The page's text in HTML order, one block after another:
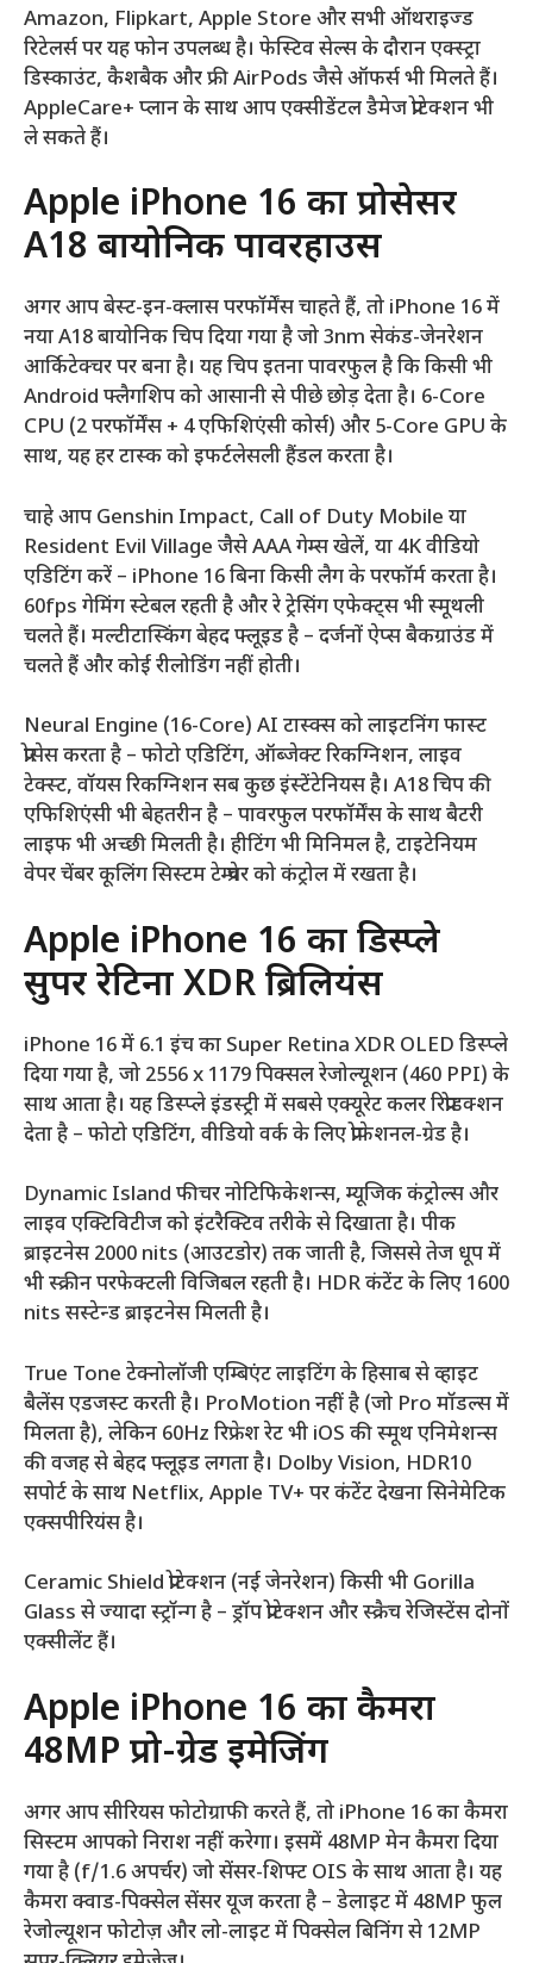
Amazon, Flipkart, Apple Store और सभी ऑथराइज्ड
रिटेलर्स पर यह फोन उपलब्ध है। फेस्टिव सेल्स के दौरान एक्स्ट्रा
डिस्काउंट, कैशबैक और फ्री AirPods जैसे ऑफर्स भी मिलते हैं।
AppleCare+ प्लान के साथ आप एक्सीडेंटल डैमेज प्रोटेक्शन भी
ले सकते हैं।
Apple iPhone 16 का प्रोसेसर
A18 बायोनिक पावरहाउस
अगर आप बेस्ट-इन-क्लास परफॉर्मेंस चाहते हैं, तो iPhone 16 में
नया A18 बायोनिक चिप दिया गया है जो 3nm सेकंड-जेनरेशन
आर्किटेक्चर पर बना है। यह चिप इतना पावरफुल है कि किसी भी
Android फ्लैगशिप को आसानी से पीछे छोड़ देता है। 6-Core
CPU (2 परफॉर्मेंस + 4 एफिशिएंसी कोर्स) और 5-Core GPU के
साथ, यह हर टास्क को इफर्टलेसली हैंडल करता है।
चाहे आप Genshin Impact, Call of Duty Mobile या
Resident Evil Village जैसे AAA गेम्स खेलें, या 4K वीडियो
एडिटिंग करें – iPhone 16 बिना किसी लैग के परफॉर्म करता है।
60fps गेमिंग स्टेबल रहती है और रे ट्रेसिंग एफेक्ट्स भी स्मूथली
चलते हैं। मल्टीटास्किंग बेहद फ्लूइड है – दर्जनों ऐप्स बैकग्राउंड में
चलते हैं और कोई रीलोडिंग नहीं होती।
Neural Engine (16-Core) AI टास्क्स को लाइटनिंग फास्ट
प्रोसेस करता है – फोटो एडिटिंग, ऑब्जेक्ट रिकग्निशन, लाइव
टेक्स्ट, वॉयस रिकग्निशन सब कुछ इंस्टेंटेनियस है। A18 चिप की
एफिशिएंसी भी बेहतरीन है – पावरफुल परफॉर्मेंस के साथ बैटरी
लाइफ भी अच्छी मिलती है। हीटिंग भी मिनिमल है, टाइटेनियम
वेपर चेंबर कूलिंग सिस्टम टेम्प्रेचर को कंट्रोल में रखता है।
Apple iPhone 16 का डिस्प्ले
सुपर रेटिना XDR ब्रिलियंस
iPhone 16 में 6.1 इंच का Super Retina XDR OLED डिस्प्ले
दिया गया है, जो 2556 x 1179 पिक्सल रेजोल्यूशन (460 PPI) के
साथ आता है। यह डिस्प्ले इंडस्ट्री में सबसे एक्यूरेट कलर रिप्रोडक्शन
देता है – फोटो एडिटिंग, वीडियो वर्क के लिए प्रोफेशनल-ग्रेड है।
Dynamic Island फीचर नोटिफिकेशन्स, म्यूजिक कंट्रोल्स और
लाइव एक्टिविटीज को इंटरैक्टिव तरीके से दिखाता है। पीक
ब्राइटनेस 2000 nits (आउटडोर) तक जाती है, जिससे तेज धूप में
भी स्क्रीन परफेक्टली विजिबल रहती है। HDR कंटेंट के लिए 1600
nits सस्टेन्ड ब्राइटनेस मिलती है।
True Tone टेक्नोलॉजी एम्बिएंट लाइटिंग के हिसाब से व्हाइट
बैलेंस एडजस्ट करती है। ProMotion नहीं है (जो Pro मॉडल्स में
मिलता है), लेकिन 60Hz रिफ्रेश रेट भी iOS की स्मूथ एनिमेशन्स
की वजह से बेहद फ्लूइड लगता है। Dolby Vision, HDR10
सपोर्ट के साथ Netflix, Apple TV+ पर कंटेंट देखना सिनेमेटिक
एक्सपीरियंस है।
Ceramic Shield प्रोटेक्शन (नई जेनरेशन) किसी भी Gorilla
Glass से ज्यादा स्ट्रॉन्ग है – ड्रॉप प्रोटेक्शन और स्क्रैच रेजिस्टेंस दोनों
एक्सीलेंट हैं।
Apple iPhone 16 का कैमरा
48MP प्रो-ग्रेड इमेजिंग
अगर आप सीरियस फोटोग्राफी करते हैं, तो iPhone 16 का कैमरा
सिस्टम आपको निराश नहीं करेगा। इसमें 48MP मेन कैमरा दिया
गया है (f/1.6 अपर्चर) जो सेंसर-शिफ्ट OIS के साथ आता है। यह
कैमरा क्वाड-पिक्सेल सेंसर यूज करता है – डेलाइट में 48MP फुल
रेजोल्यूशन फोटोज़ और लो-लाइट में पिक्सेल बिनिंग से 12MP